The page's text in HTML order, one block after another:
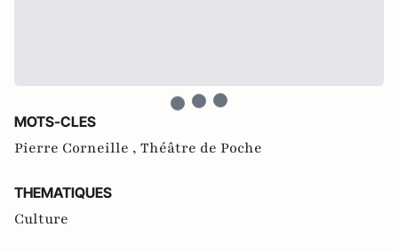
MOTS-CLES
Pierre Corneille , Théâtre de Poche
THEMATIQUES
Culture